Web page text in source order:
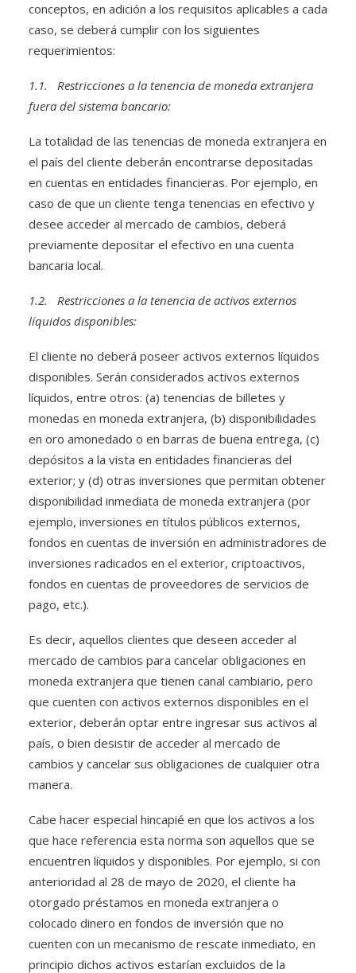
conceptos, en adición a los requisitos aplicables a cada
caso, se deberá cumplir con los siguientes
requerimientos:
1.1. Restricciones a la tenencia de moneda extranjera
fuera del sistema bancario:
La totalidad de las tenencias de moneda extranjera en
el país del cliente deberán encontrarse depositadas
en cuentas en entidades financieras. Por ejemplo, en
caso de que un cliente tenga tenencias en efectivo y
desee acceder al mercado de cambios, deberá
previamente depositar el efectivo en una cuenta
bancaria local.
1.2. Restricciones a la tenencia de activos externos
líquidos disponibles:
El cliente no deberá poseer activos externos líquidos
disponibles. Serán considerados activos externos
líquidos, entre otros: (a) tenencias de billetes y
monedas en moneda extranjera, (b) disponibilidades
en oro amonedado o en barras de buena entrega, (c)
depósitos a la vista en entidades financieras del
exterior; y (d) otras inversiones que permitan obtener
disponibilidad inmediata de moneda extranjera (por
ejemplo, inversiones en títulos públicos externos,
fondos en cuentas de inversión en administradores de
inversiones radicados en el exterior, criptoactivos,
fondos en cuentas de proveedores de servicios de
pago, etc.).
Es decir, aquellos clientes que deseen acceder al
mercado de cambios para cancelar obligaciones en
moneda extranjera que tienen canal cambiario, pero
que cuenten con activos externos disponibles en el
exterior, deberán optar entre ingresar sus activos al
país, o bien desistir de acceder al mercado de
cambios y cancelar sus obligaciones de cualquier otra
manera.
Cabe hacer especial hincapié en que los activos a los
que hace referencia esta norma son aquellos que se
encuentren líquidos y disponibles. Por ejemplo, si con
anterioridad al 28 de mayo de 2020, el cliente ha
otorgado préstamos en moneda extranjera o
colocado dinero en fondos de inversión que no
cuenten con un mecanismo de rescate inmediato, en
principio dichos activos estarían excluidos de la